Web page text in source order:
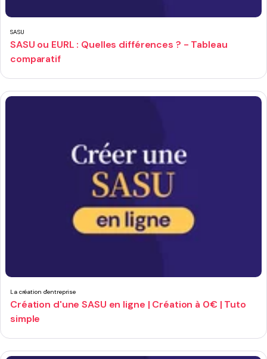
SASU
SASU ou EURL : Quelles différences ? - Tableau
comparatif
La création d'entreprise
Création d'une SASU en ligne | Création à 0€ | Tuto
simple